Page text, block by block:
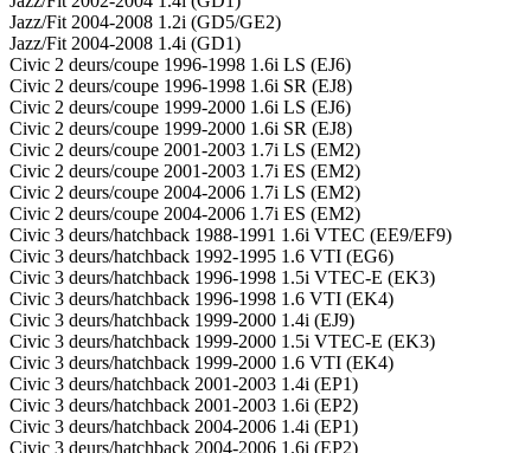
Jazz/Fit 2004-2008 1.2i (GD5/GE2)
Jazz/Fit 2004-2008 1.4i (GD1)
Civic 2 deurs/coupe 1996-1998 1.6i LS (EJ6)
Civic 2 deurs/coupe 1996-1998 1.6i SR (EJ8)
Civic 2 deurs/coupe 1999-2000 1.6i LS (EJ6)
Civic 2 deurs/coupe 1999-2000 1.6i SR (EJ8)
Civic 2 deurs/coupe 2001-2003 1.7i LS (EM2)
Civic 2 deurs/coupe 2001-2003 1.7i ES (EM2)
Civic 2 deurs/coupe 2004-2006 1.7i LS (EM2)
Civic 2 deurs/coupe 2004-2006 1.7i ES (EM2)
Civic 3 deurs/hatchback 1988-1991 1.6i VTEC (EE9/EF9)
Civic 3 deurs/hatchback 1992-1995 1.6 VTI (EG6)
Civic 3 deurs/hatchback 1996-1998 1.5i VTEC-E (EK3)
Civic 3 deurs/hatchback 1996-1998 1.6 VTI (EK4)
Civic 3 deurs/hatchback 1999-2000 1.4i (EJ9)
Civic 3 deurs/hatchback 1999-2000 1.5i VTEC-E (EK3)
Civic 3 deurs/hatchback 1999-2000 1.6 VTI (EK4)
Civic 3 deurs/hatchback 2001-2003 1.4i (EP1)
Civic 3 deurs/hatchback 2001-2003 1.6i (EP2)
Civic 3 deurs/hatchback 2004-2006 1.4i (EP1)
Civic 3 deurs/hatchback 2004-2006 1.6i (EP2)